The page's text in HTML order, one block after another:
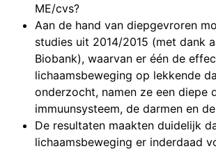
ME/cvs?
Aan de hand van diepgevroren
studies uit 2014/2015 (met dank
Biobank), waarvan er één de
lichaamsbeweging op lekkende
onderzocht, namen ze een diepe
immuunsysteem, de darmen en
De resultaten maakten duidelijk
lichaamsbeweging er inderdaad